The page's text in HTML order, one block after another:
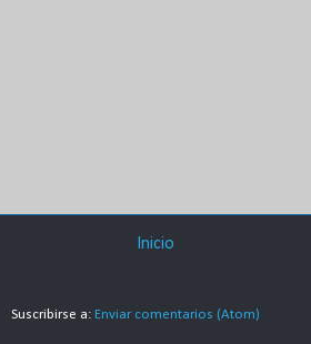
Inicio
Suscribirse a: Enviar comentarios (Atom)